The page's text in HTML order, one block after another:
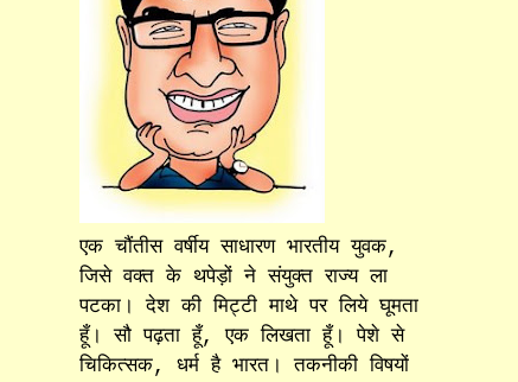
एक चौंतीस वर्षीय साधारण भारतीय युवक,
जिसे वक्त के थपेड़ों ने संयुक्त राज्य ला
पटका। देश की मिट्टी माथे पर लिये घूमता
हूँ। सौ पढ़ता हूँ, एक लिखता हूँ। पेशे से
चिकित्सक, धर्म है भारत। तकनीकी विषयों